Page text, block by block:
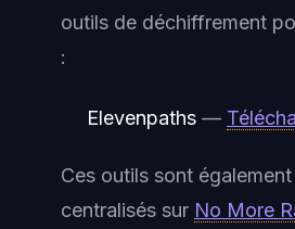
outils de déchiffrement
:
Elevenpaths —
Ces outils sont
centralisés sur No More